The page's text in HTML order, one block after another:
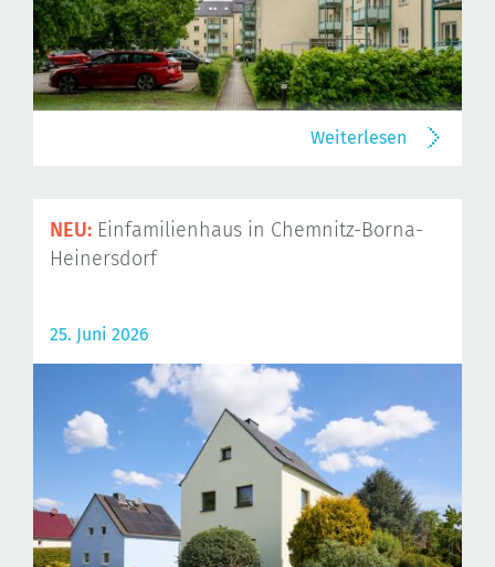
Weiterlesen
NEU: Einfamilienhaus in Chemnitz-Borna-
Heinersdorf
25. Juni 2026